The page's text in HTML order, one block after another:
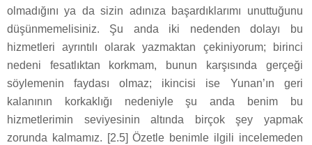
olmadığını ya da sizin adınıza başardıklarımı unuttuğunu
düşünmemelisiniz. Şu anda iki nedenden dolayı bu
hizmetleri ayrıntılı olarak yazmaktan çekiniyorum; birinci
nedeni fesatlıktan korkmam, bunun karşısında gerçeği
söylemenin faydası olmaz; ikincisi ise Yunan’ın geri
kalanının korkaklığı nedeniyle şu anda benim bu
hizmetlerimin seviyesinin altında birçok şey yapmak
zorunda kalmamız. [2.5] Özetle benimle ilgili incelemeden